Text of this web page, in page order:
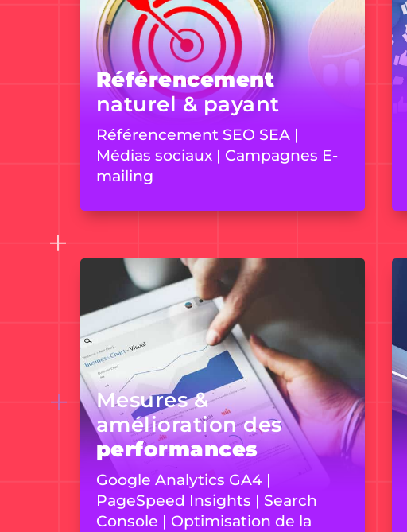
Référencement
naturel & payant
Référencement SEO SEA |
Médias sociaux | Campagnes E-
mailing
Mesures &
amélioration des
performances
Google Analytics GA4 |
PageSpeed Insights | Search
Console | Optimisation de la